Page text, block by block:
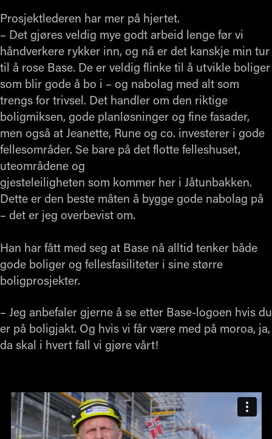
Prosjektlederen har mer på hjertet.
– Det gjøres veldig mye godt arbeid lenge før vi
håndverkere rykker inn, og nå er det kanskje min tur
til å rose Base. De er veldig flinke til å utvikle boliger
som blir gode å bo i – og nabolag med alt som
trengs for trivsel. Det handler om den riktige
boligmiksen, gode planløsninger og fine fasader,
men også at Jeanette, Rune og co. investerer i gode
fellesområder. Se bare på det flotte felleshuset,
uteområdene og
gjesteleiligheten som kommer her i Jåtunbakken.
Dette er den beste måten å bygge gode nabolag på
– det er jeg overbevist om.
Han har fått med seg at Base nå alltid tenker både
gode boliger og fellesfasiliteter i sine større
boligprosjekter.
– Jeg anbefaler gjerne å se etter Base-logoen hvis du
er på boligjakt. Og hvis vi får være med på moroa, ja,
da skal i hvert fall vi gjøre vårt!